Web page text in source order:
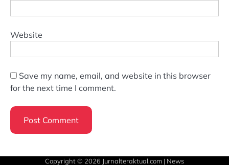
Website
Save my name, email, and website in this browser
for the next time I comment.
Copyright © 2026 Jurnalteraktual.com | News